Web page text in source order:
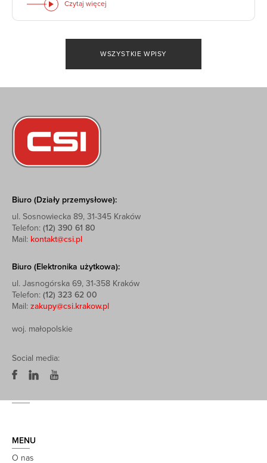
Czytaj więcej
WSZYSTKIE WPISY
Biuro (Działy przemysłowe):
ul. Sosnowiecka 89, 31-345 Kraków
Telefon: (12) 390 61 80
Mail: kontakt@csi.pl
Biuro (Elektronika użytkowa):
ul. Jasnogórska 69, 31-358 Kraków
Telefon: (12) 323 62 00
Mail: zakupy@csi.krakow.pl
woj. małopolskie
Social media:
MENU
O nas